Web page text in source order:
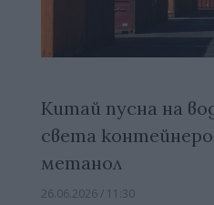
Китай пусна на
света
метанол
26.06.2026 / 11:30